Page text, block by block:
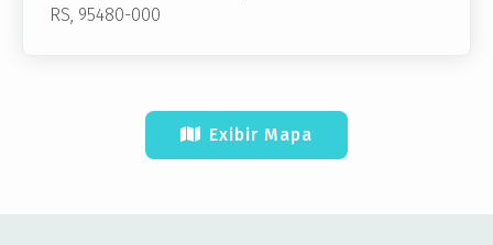
RS, 95480-000
Exibir Mapa